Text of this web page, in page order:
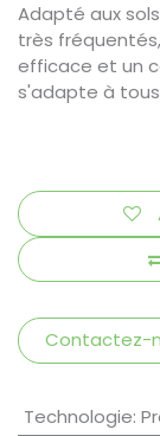
Adapté aux
très
efficace et un
s'adapte à
Contactez-
Technologie: